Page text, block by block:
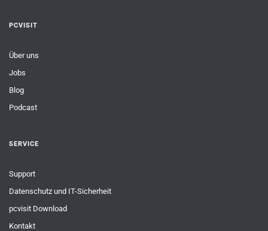
PCVISIT
Über uns
Jobs
Blog
Podcast
SERVICE
Support
Datenschutz und IT-Sicherheit
pcvisit Download
Kontakt